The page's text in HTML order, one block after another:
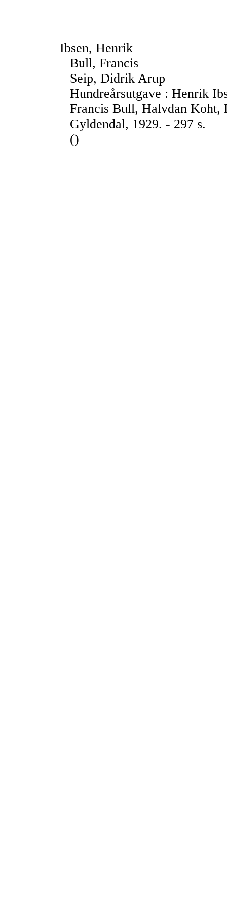
Ibsen, Henrik
Bull, Francis
Seip, Didrik Arup
Hundreårsutgave : Henrik
Francis Bull, Halvdan
Gyldendal, 1929. - 297 s.
()